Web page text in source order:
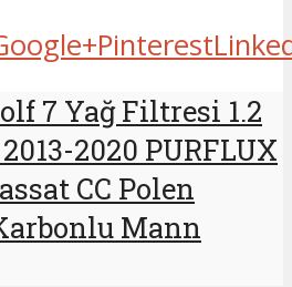
Pinterest
7 Yağ Filtresi 1.2
2020 PURFLUX
CC Polen
Mann